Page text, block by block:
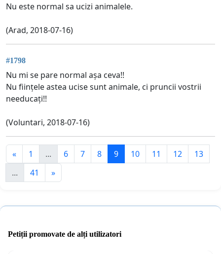
Nu este normal sa ucizi animalele.
(Arad, 2018-07-16)
#1798
Nu mi se pare normal așa ceva!!
Nu ființele astea ucise sunt animale, ci pruncii vostrii
needucați!!
(Voluntari, 2018-07-16)
« 1 ... 6 7 8 9 10 11 12
13
...
41 »
Petiții promovate de alți utilizatori